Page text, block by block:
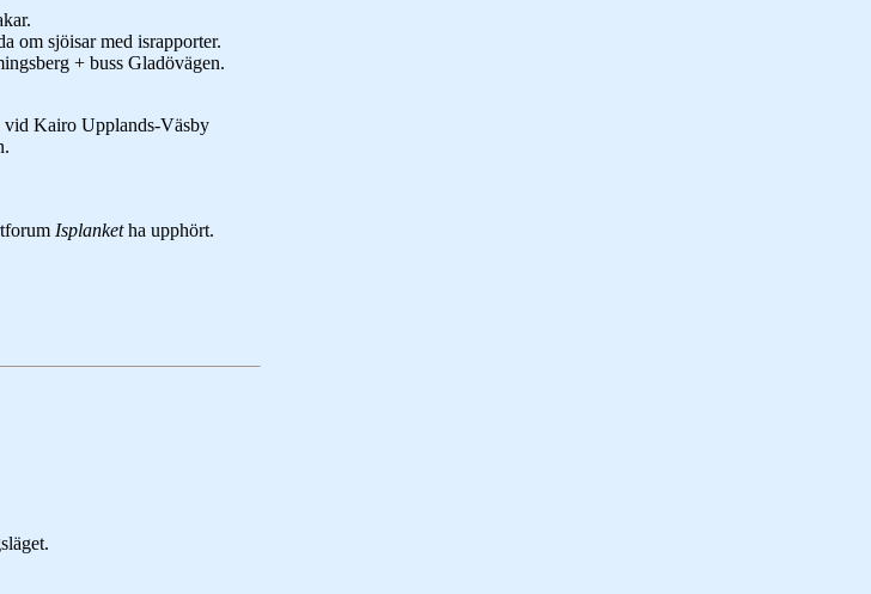
om sjöisar med israpporter.
+ buss Gladövägen.
Kairo Upplands-Väsby
Isplanketha upphört.